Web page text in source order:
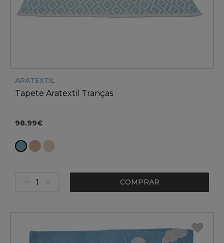
ARATEXTIL
Tapete Aratextil Tranças
98.99€
COMPRAR